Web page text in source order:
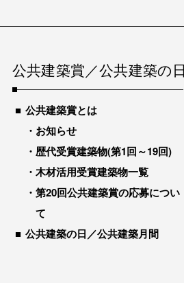
公共建築賞／公共建築の日
公共建築賞とは
お知らせ
歴代受賞建築物(第1回～19回)
木材活用受賞建築物一覧
第20回公共建築賞の応募につい
て
公共建築の日／公共建築月間